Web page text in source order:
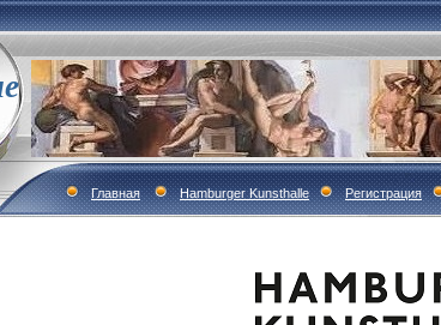
Главная Hamburger Kunsthalle Регистрация